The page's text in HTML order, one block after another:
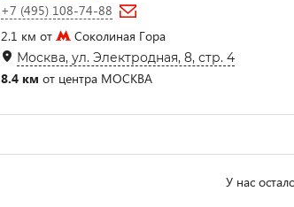
+7 (495) 108-74-88
2.1 км от
Соколиная Гора
Москва, ул. Электродная, 8, стр. 4
8.4 км от центра МОСКВА
У нас